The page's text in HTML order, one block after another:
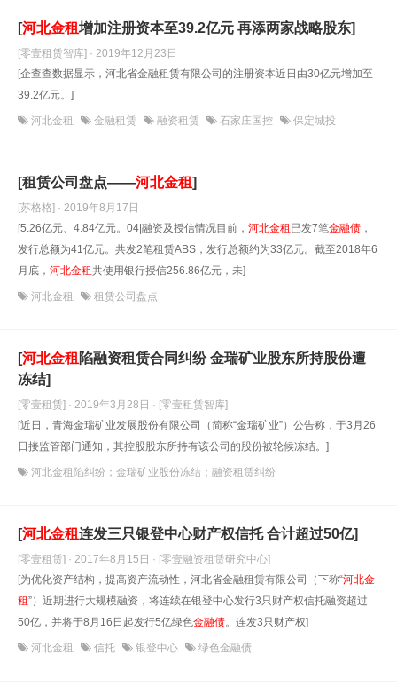
[河北金租增加注册资本至39.2亿元 再添两家战略股东]
[零壹租赁智库] · 2019年12月23日
[企查查数据显示，河北省金融租赁有限公司的注册资本近日由30亿元增加至
39.2亿元。]
河北金租 金融租赁 融资租赁 石家庄国控 保定城投
[租赁公司盘点——河北金租]
[苏格格] · 2019年8月17日
[5.26亿元、4.84亿元。04|融资及授信情况目前， 河北金租 已发7笔金融债 ，
发行总额为41亿元。共发2笔租赁ABS，发行总额约为33亿元。截至2018年6
月底， 河北金租共使用银行授信256.86亿元，未]
河北金租 租赁公司盘点
[河北金租 陷融资租赁合同纠纷 金瑞矿业股东所持股份遭
冻结]
[零壹租赁] · 2019年3月28日 · [零壹租赁智库]
[近日，青海金瑞矿业发展股份有限公司（简称“金瑞矿业”）公告称，于3月26
日接监管部门通知，其控股股东所持有该公司的股份被轮候冻结。]
河北金租陷纠纷；金瑞矿业股份冻结；融资租赁纠纷
[河北金租连发三只银登中心财产权信托 合计超过50亿]
[零壹租赁] · 2017年8月15日 · [零壹融资租赁研究中心]
[为优化资产结构，提高资产流动性，河北省金融租赁有限公司（下称“河北金
租”）近期进行大规模融资，将连续在银登中心发行3只财产权信托融资超过
50亿，并将于8月16日起发行5亿绿色金融债。连发3只财产权]
河北金租 信托 银登中心 绿色金融债